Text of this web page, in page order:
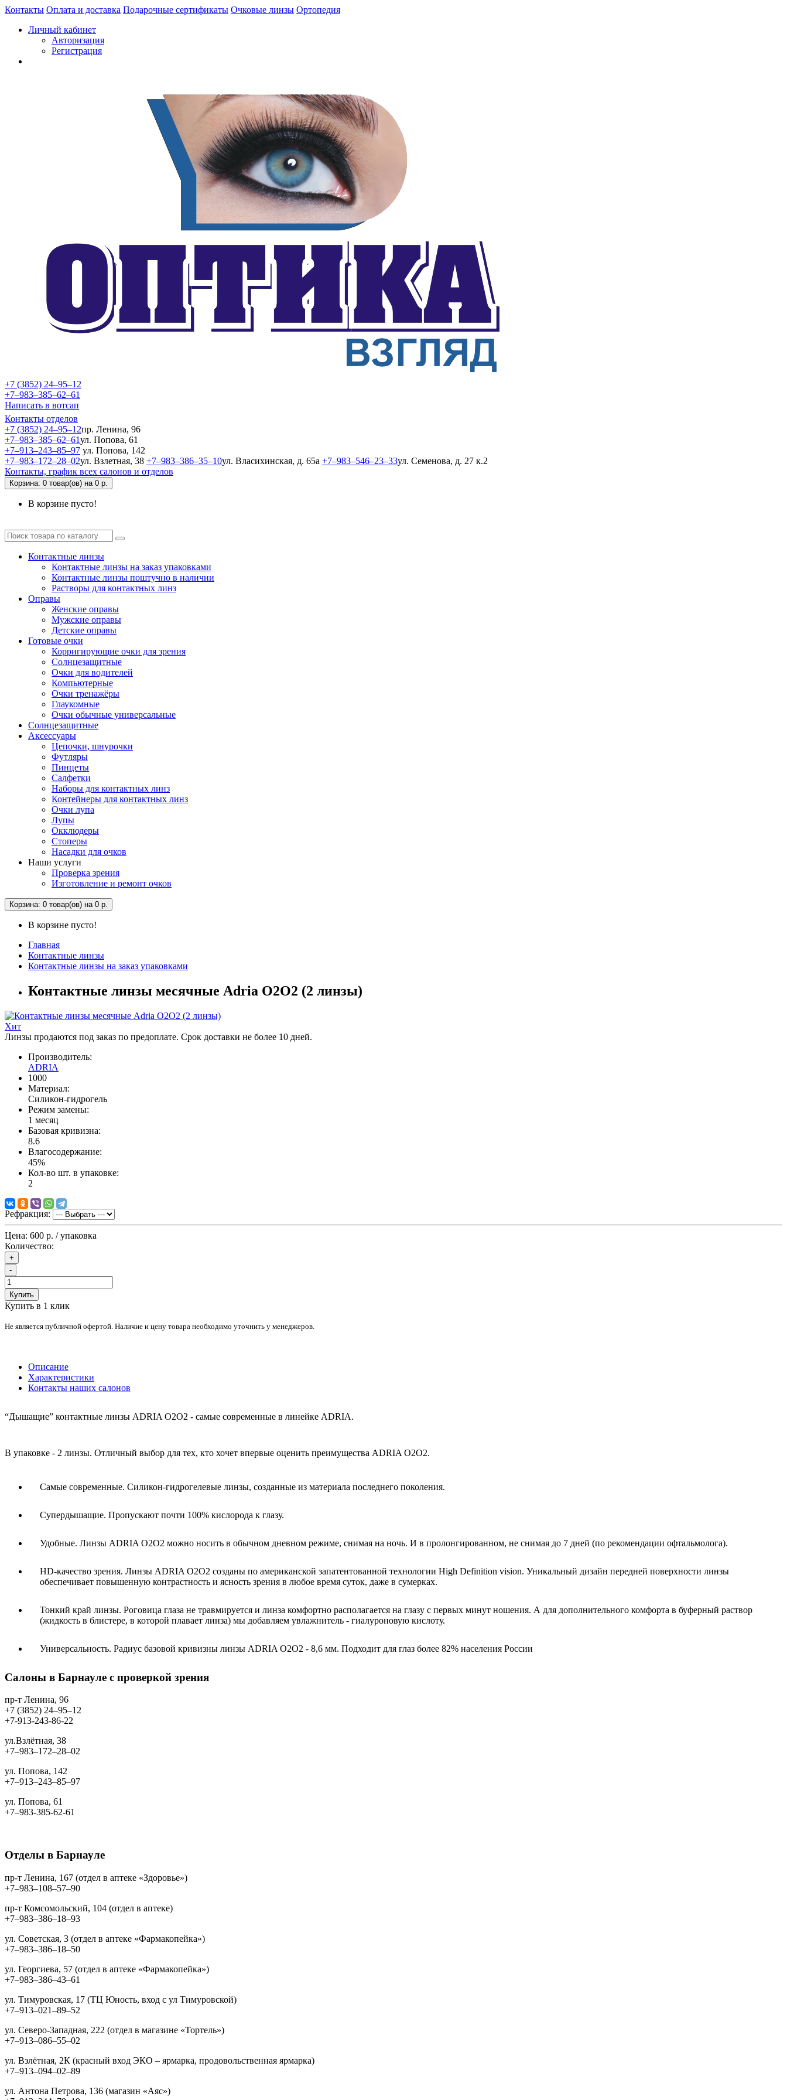
Контакты Оплата и доставка Подарочные сертификаты Очковые линзы Ортопедия
Личный кабинет
Авторизация
Регистрация
+7 (3852) 24‒95‒12
+7‒983‒385‒62‒61
Написать в вотсап
Контакты отделов
+7 (3852) 24‒95‒12пр. Ленина, 96
+7‒983‒385‒62‒61ул. Попова, 61
+7‒913‒243‒85‒97 ул. Попова, 142
+7‒983‒172‒28‒02ул. Взлетная, 38 +7‒983‒386‒35‒10ул. Власихинская, д. 65а +7‒983‒546‒23‒33ул. Семенова, д. 27 к.2
Контакты, график всех салонов и отделов
Корзина : 0 товар(ов) на 0 р.
В корзине пусто!
Контактные линзы
Контактные линзы на заказ упаковками
Контактные линзы поштучно в наличии
Растворы для контактных линз
Оправы
Женские оправы
Мужские оправы
Детские оправы
Готовые очки
Корригирующие очки для зрения
Солнцезащитные
Очки для водителей
Компьютерные
Очки тренажёры
Глаукомные
Очки обычные универсальные
Солнцезащитные
Аксессуары
Цепочки, шнурочки
Футляры
Пинцеты
Салфетки
Наборы для контактных линз
Контейнеры для контактных линз
Очки лупа
Лупы
Окклюдеры
Стоперы
Насадки для очков
Наши услуги
Проверка зрения
Изготовление и ремонт очков
Корзина : 0 товар(ов) на 0 р.
В корзине пусто!
Главная
Контактные линзы
Контактные линзы на заказ упаковками
Контактные линзы месячные Adria O2O2 (2 линзы)
Хит
Линзы продаются под заказ по предоплате. Срок доставки не более 10 дней.
Производитель:
ADRIA
1000
Материал:
Силикон-гидрогель
Режим замены:
1 месяц
Базовая кривизна:
8.6
Влагосодержание:
45%
Кол-во шт. в упаковке:
2
Рефракция:
Цена: 600 р. / упаковка
Количество:
+
-
Купить
Купить в 1 клик
Не является публичной офертой. Наличие и цену товара необходимо уточнить у менеджеров.
Описание
Характеристики
Контакты наших салонов
“Дышащие” контактные линзы ADRIA O2O2 - самые современные в линейке ADRIA.
В упаковке - 2 линзы. Отличный выбор для тех, кто хочет впервые оценить преимущества ADRIA O2O2.
Самые современные. Силикон-гидрогелевые линзы, созданные из материала последнего поколения.
Супердышащие. Пропускают почти 100% кислорода к глазу.
Удобные. Линзы ADRIA O2O2 можно носить в обычном дневном режиме, снимая на ночь. И в пролонгированном, не снимая до 7 дней (по рекомендации офтальмолога).
HD-качество зрения. Линзы ADRIA O2O2 созданы по американской запатентованной технологии High Definition vision. Уникальный дизайн передней поверхности линзы
обеспечивает повышенную контрастность и ясность зрения в любое время суток, даже в сумерках.
Тонкий край линзы. Роговица глаза не травмируется и линза комфортно располагается на глазу с первых минут ношения. А для дополнительного комфорта в буферный раствор
(жидкость в блистере, в которой плавает линза) мы добавляем увлажнитель - гиалуроновую кислоту.
Универсальность. Радиус базовой кривизны линзы ADRIA O2O2 - 8,6 мм. Подходит для глаз более 82% населения России
Салоны в Барнауле с проверкой зрения
пр-т Ленина, 96
+7 (3852) 24‒95‒12
+7-913-243-86-22
ул.Взлётная, 38
+7‒983‒172‒28‒02
ул. Попова, 142
+7‒913‒243‒85‒97
ул. Попова, 61
+7‒983-385-62-61
Отделы в Барнауле
пр-т Ленина, 167 (отдел в аптеке «Здоровье»)
+7‒983‒108‒57‒90
пр-т Комсомольский, 104 (отдел в аптеке)
+7‒983‒386‒18‒93
ул. Советская, 3 (отдел в аптеке «Фармакопейка»)
+7‒983‒386‒18‒50
ул. Георгиева, 57 (отдел в аптеке «Фармакопейка»)
+7‒983‒386‒43‒61
ул. Тимуровская, 17 (ТЦ Юность, вход с ул Тимуровской)
+7‒913‒021‒89‒52
ул. Северо-Западная, 222 (отдел в магазине «Тортель»)
+7‒913‒086‒55‒02
ул. Взлётная, 2К (красный вход ЭКО – ярмарка, продовольственная ярмарка)
+7‒913‒094‒02‒89
ул. Антона Петрова, 136 (магазин «Аяс»)